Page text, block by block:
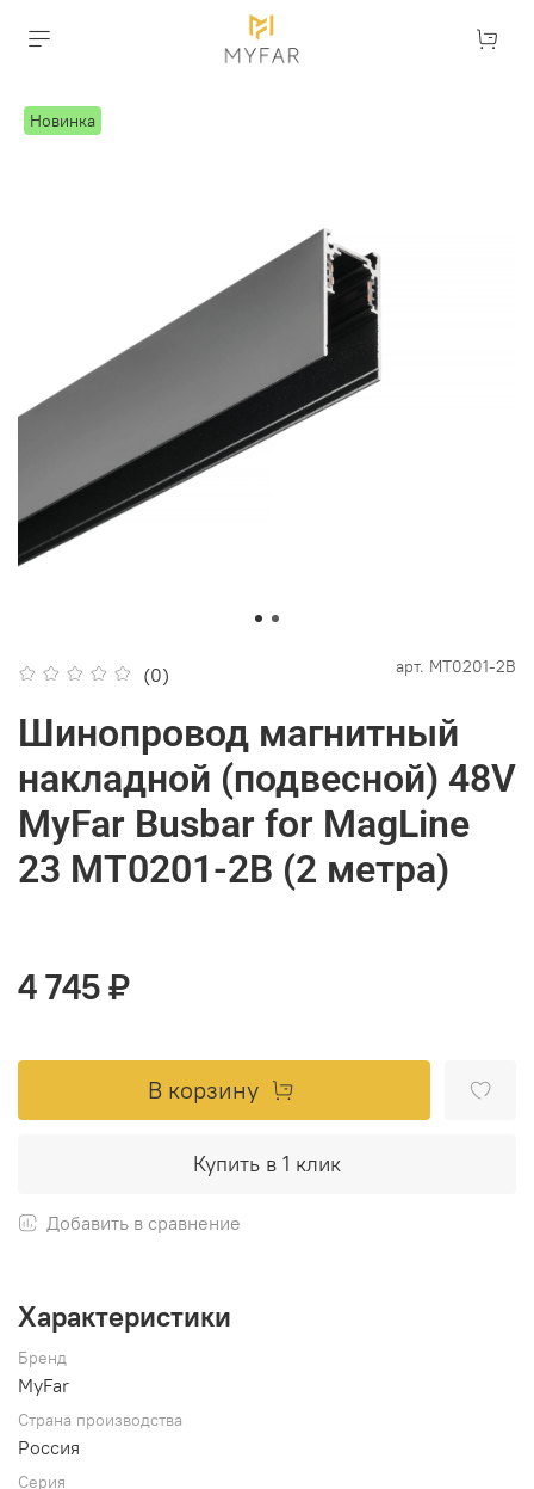
Новинка
(0) арт. MT0201-2B
Шинопровод магнитный
накладной (подвесной) 48V
MyFar Busbar for MagLine
23 MT0201-2B (2 метра)
4 745 ₽
В корзину
Купить в 1 клик
Добавить в сравнение
Характеристики
Бренд
MyFar
Страна производства
Россия
Серия